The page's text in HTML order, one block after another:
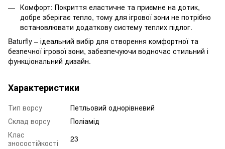
Комфорт: Покриття еластичне та приємне на дотик,
добре зберігає тепло, тому для ігрової зони не потрібно
встановлювати додаткову систему теплих підлог.
Baturfly – ідеальний вибір для створення комфортної та
безпечної ігрової зони, забезпечуючи водночас стильний і
функціональний дизайн.
Характеристики
Тип ворсу
Петльовий однорівневий
Склад ворсу
Поліамід
Клас
зносостійкості
23